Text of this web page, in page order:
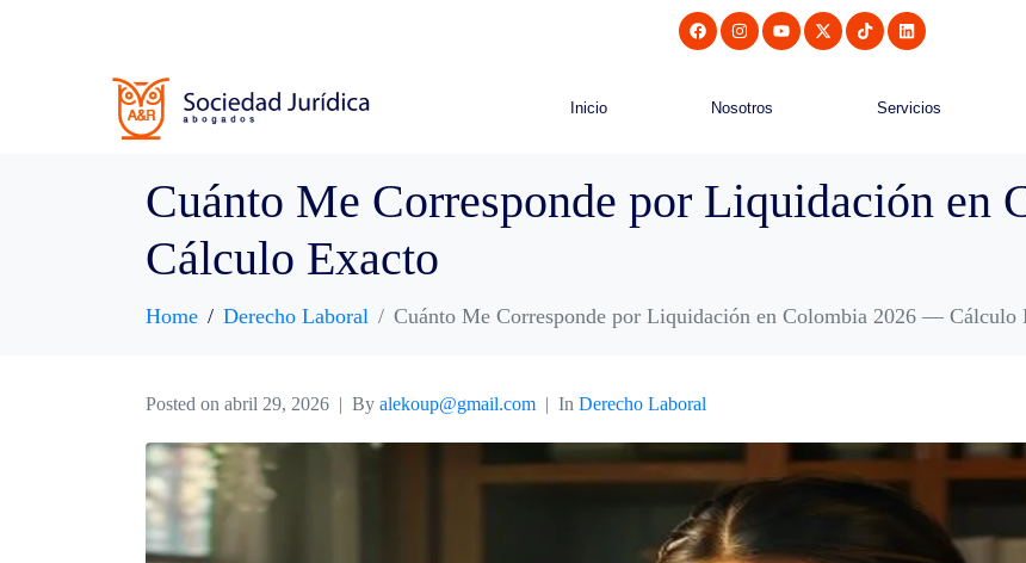
Inicio Nosotros Servicios
Cuánto Me Corresponde por Liquidación
Cálculo Exacto
Home Derecho Laboral Cuánto Me Corresponde por Liquidación en Colombia 2026 — Cálculo
Posted on abril 29, 2026 By alekoup@gmail.com In Derecho Laboral